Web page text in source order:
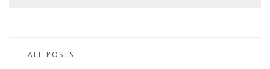
ALL POSTS